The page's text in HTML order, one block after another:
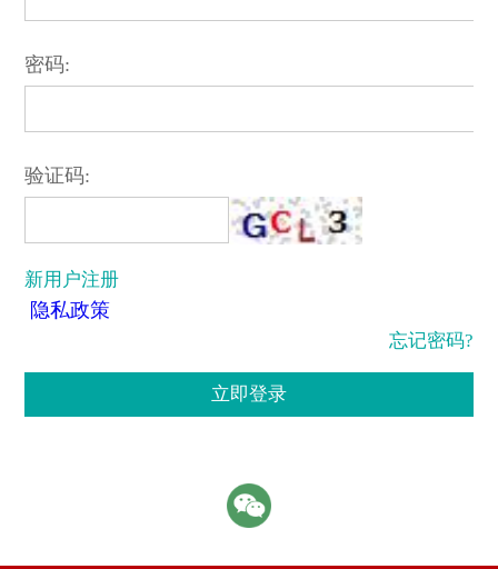
密码:
验证码:
新用户注册
隐私政策
忘记密码?
立即登录